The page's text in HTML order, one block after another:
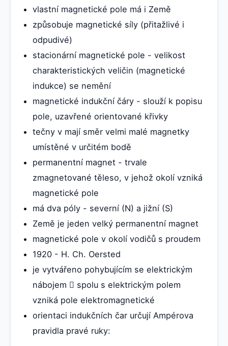
vlastní magnetické pole má i Země
způsobuje magnetické síly (přitažlivé i
odpudivé)
stacionární magnetické pole - velikost
charakteristických veličin (magnetické
indukce) se nemění
magnetické indukční čáry - slouží k popisu
pole, uzavřené orientované křivky
tečny v mají směr velmi malé magnetky
umístěné v určitém bodě
permanentní magnet - trvale
zmagnetované těleso, v jehož okolí vzniká
magnetické pole
má dva póly - severní (N) a jižní (S)
Země je jeden velký permanentní magnet
magnetické pole v okolí vodičů s proudem
1920 - H. Ch. Oersted
je vytvářeno pohybujícím se elektrickým
nábojem  spolu s elektrickým polem
vzniká pole elektromagnetické
orientaci indukčních čar určují Ampérova
pravidla pravé ruky: